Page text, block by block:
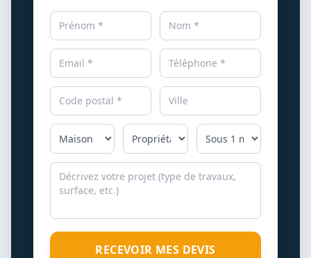
RECEVOIR MES DEVIS